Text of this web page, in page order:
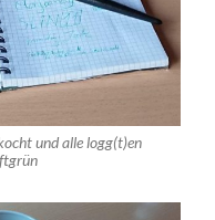
und alle logg(t)en